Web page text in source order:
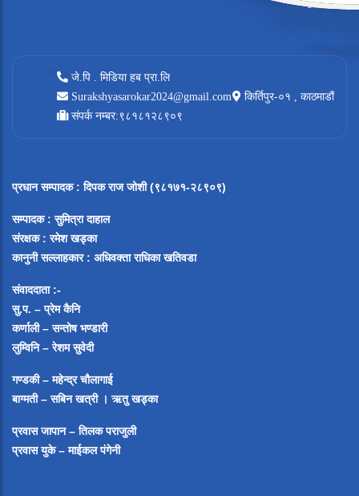
जे.पि . मिडिया हब प्रा.लि
Surakshyasarokar2024@gmail.com
किर्तिपुर-०१ , काठमाडौं
संपर्क नम्बर:९८१८१२८९०९
प्रधान सम्पादक: दिपक राज जोशी (९८१७१-२८९०९)
सम्पादक : सुमित्रा दाहाल
संरक्षक : रमेश खड्का
कानुनी सल्लाहकार : अधिवक्ता राधिका खतिवडा
संवाददाता :-
सु.प. – प्रेम कैनि
कर्णाली – सन्तोष भण्डारी
लुम्विनि – रेशम सुवेदी
गण्डकी – महेन्द्र चौलागाई
बाग्मती – सबिन खत्री ।ऋतु खड्का
प्रवास जापान – तिलक पराजुली
प्रवास युके – माईकल पंगेनी